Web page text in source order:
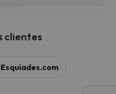
clientes
Esquiades.com